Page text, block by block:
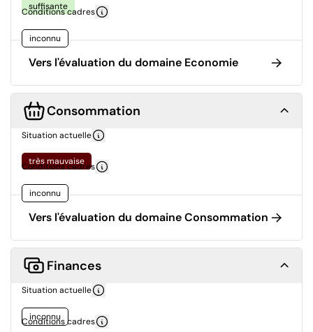
suffisante
Conditions cadres
inconnu
Vers l'évaluation du domaine Economie
Consommation
Situation actuelle
très mauvaise
Conditions cadres
inconnu
Vers l'évaluation du domaine Consommation
Finances
Situation actuelle
inconnu
Conditions cadres